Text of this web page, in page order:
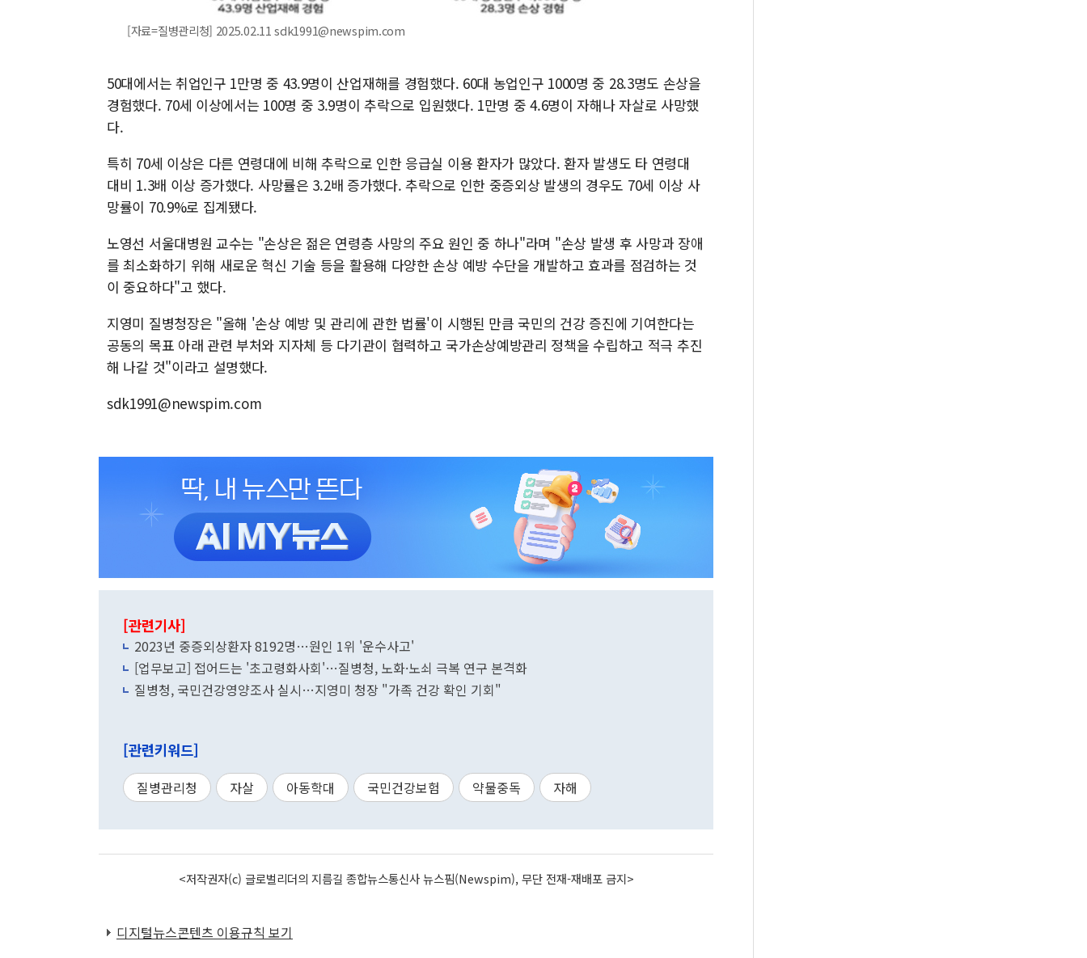
[자료=질병관리청] 2025.02.11 sdk1991@newspim.com
50대에서는 취업인구 1만명 중 43.9명이 산업재해를 경험했다. 60대 농업인구 1000명 중 28.3명도 손상을
경험했다. 70세 이상에서는 100명 중 3.9명이 추락으로 입원했다. 1만명 중 4.6명이 자해나 자살로 사망했
다.
특히 70세 이상은 다른 연령대에 비해 추락으로 인한 응급실 이용 환자가 많았다. 환자 발생도 타 연령대
대비 1.3배 이상 증가했다. 사망률은 3.2배 증가했다. 추락으로 인한 중증외상 발생의 경우도 70세 이상 사
망률이 70.9%로 집계됐다.
노영선 서울대병원 교수는 "손상은 젊은 연령층 사망의 주요 원인 중 하나"라며 "손상 발생 후 사망과 장애
를 최소화하기 위해 새로운 혁신 기술 등을 활용해 다양한 손상 예방 수단을 개발하고 효과를 점검하는 것
이 중요하다"고 했다.
지영미 질병청장은 "올해 '손상 예방 및 관리에 관한 법률'이 시행된 만큼 국민의 건강 증진에 기여한다는
공동의 목표 아래 관련 부처와 지자체 등 다기관이 협력하고 국가손상예방관리 정책을 수립하고 적극 추진
해 나갈 것"이라고 설명했다.
sdk1991@newspim.com
[관련기사]
2023년 중증외상환자 8192명…원인 1위 '운수사고'
[업무보고] 접어드는 '초고령화사회'…질병청, 노화·노쇠 극복 연구 본격화
질병청, 국민건강영양조사 실시…지영미 청장 "가족 건강 확인 기회"
[관련키워드]
질병관리청 자살 아동학대 국민건강보험 약물중독 자해
<저작권자(c) 글로벌리더의 지름길 종합뉴스통신사 뉴스핌(Newspim), 무단 전재-재배포 금지>
디지털뉴스콘텐츠 이용규칙 보기